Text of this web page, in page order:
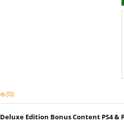
(0)
Edition Bonus Content PS4 &